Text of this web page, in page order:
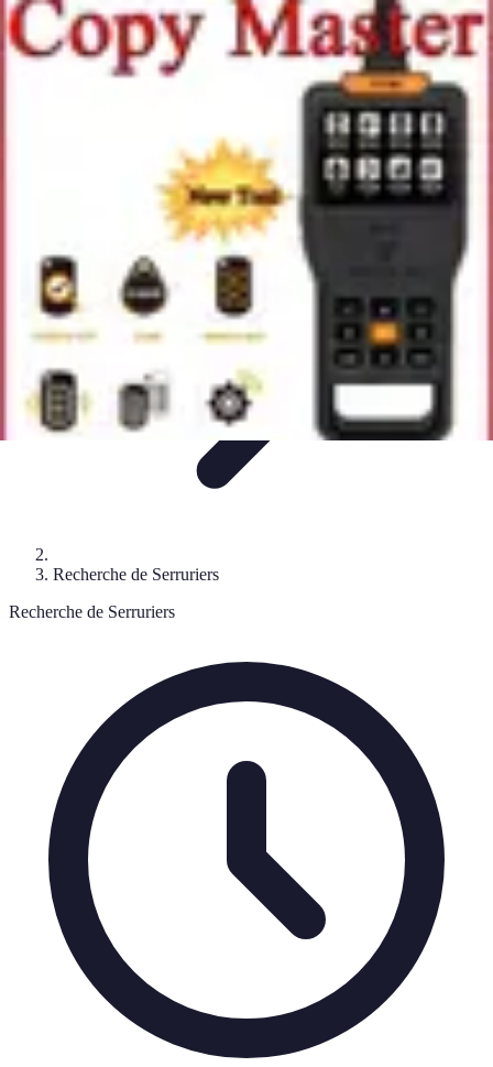
Trouver un Serrurier
Conseils pratiques
Choisir un serrurierRecherche de
serrurier Conseils et Astuces Sécurité
Recherche de Serruriers
Recherche de Serruriers